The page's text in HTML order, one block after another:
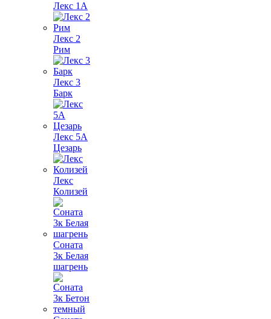
Лекс 1А
Лекс 2
Рим
Лекс 3
Барк
Лекс 5А
Цезарь
Лекс
Колизей
Соната
3к Белая
шагрень